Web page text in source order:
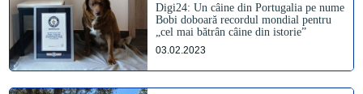
Digi24: Un câine din Portugalia pe nume
Bobi doboară recordul mondial pentru
„cel mai bătrân câine din istorie”
03.02.2023